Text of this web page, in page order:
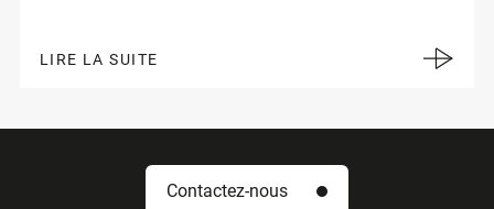
LIRE LA SUITE
Contactez-nous